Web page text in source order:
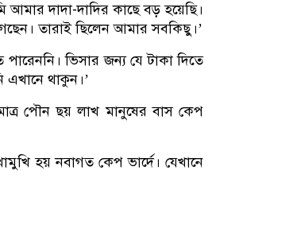
দাদা-দাদির কাছে বড় হয়েছি।
তারাই ছিলেন আমার সবকিছু।’
ভিসার জন্য যে টাকা দিতে
এখানে থাকুন।’
পৌন ছয় লাখ মানুষের বাস কেপ
হয় নবাগত কেপ ভার্দে। যেখানে